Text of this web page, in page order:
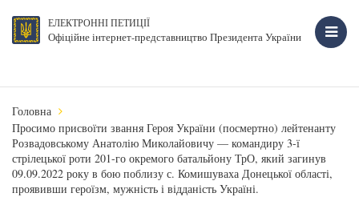
ЕЛЕКТРОННІ ПЕТИЦІЇ
Офіційне інтернет-представництво Президента України
Головна
Просимо присвоїти звання Героя України (посмертно) лейтенанту
Розвадовському Анатолію Миколайовичу — командиру 3-ї
стрілецької роти 201-го окремого батальйону ТрО, який загинув
09.09.2022 року в бою поблизу с. Комишуваха Донецької області,
проявивши героїзм, мужність і відданість Україні.